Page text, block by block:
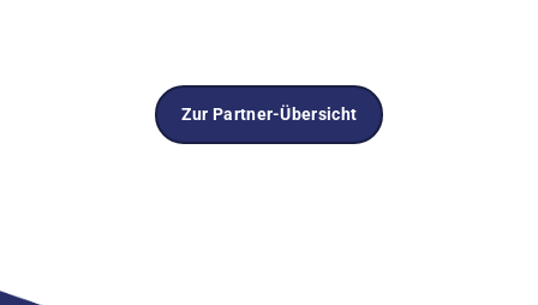
Zur Partner-Übersicht